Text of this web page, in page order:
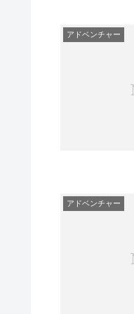
アドベンチャー
アドベンチャー